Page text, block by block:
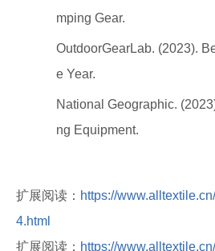
mping Gear.
OutdoorGearLab. (2023).
e Year.
National Geographic.
ng Equipment.
扩展阅读： https://
4.html
扩展阅读： https://